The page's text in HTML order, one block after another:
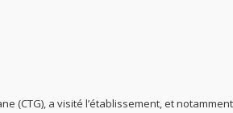
(CTG), a visité l’établissement, et